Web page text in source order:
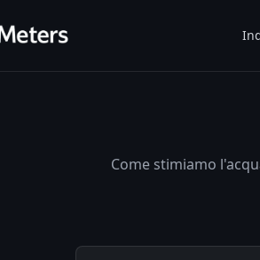
Come stimiamo